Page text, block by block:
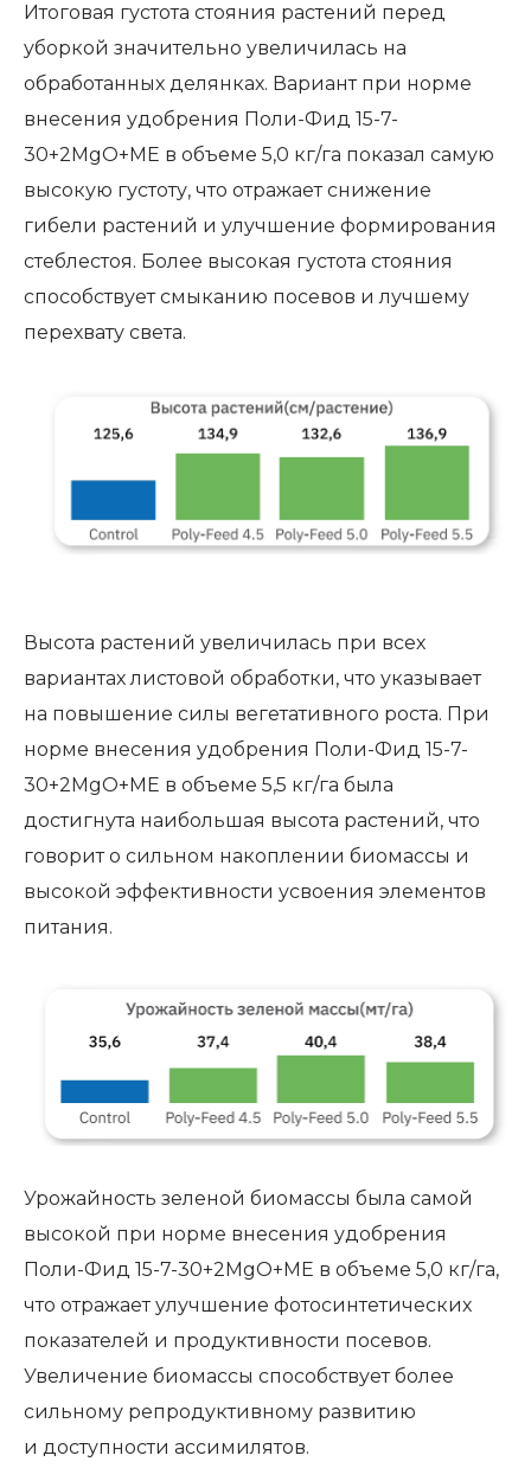
Итоговая густота стояния растений перед
уборкой значительно увеличилась на
обработанных делянках. Вариант при норме
внесения удобрения Поли-Фид 15-7-
30+2MgO+ME в объеме 5,0 кг/га показал самую
высокую густоту, что отражает снижение
гибели растений и улучшение формирования
стеблестоя. Более высокая густота стояния
способствует смыканию посевов и лучшему
перехвату света.
Высота растений увеличилась при всех
вариантах листовой обработки, что указывает
на повышение силы вегетативного роста. При
норме внесения удобрения Поли-Фид 15-7-
30+2MgO+ME в объеме 5,5 кг/га была
достигнута наибольшая высота растений, что
говорит о сильном накоплении биомассы и
высокой эффективности усвоения элементов
питания.
Урожайность зеленой биомассы была самой
высокой при норме внесения удобрения
Поли-Фид 15-7-30+2MgO+ME в объеме 5,0 кг/га,
что отражает улучшение фотосинтетических
показателей и продуктивности посевов.
Увеличение биомассы способствует более
сильному репродуктивному развитию
и доступности ассимилятов.